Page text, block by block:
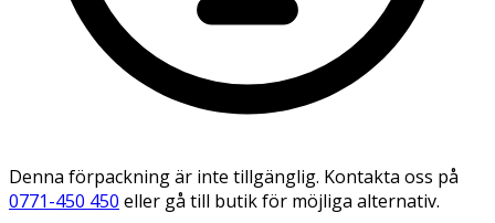
Denna förpackning är inte tillgänglig. Kontakta oss på
0771-450 450 eller gå till butik för möjliga alternativ.